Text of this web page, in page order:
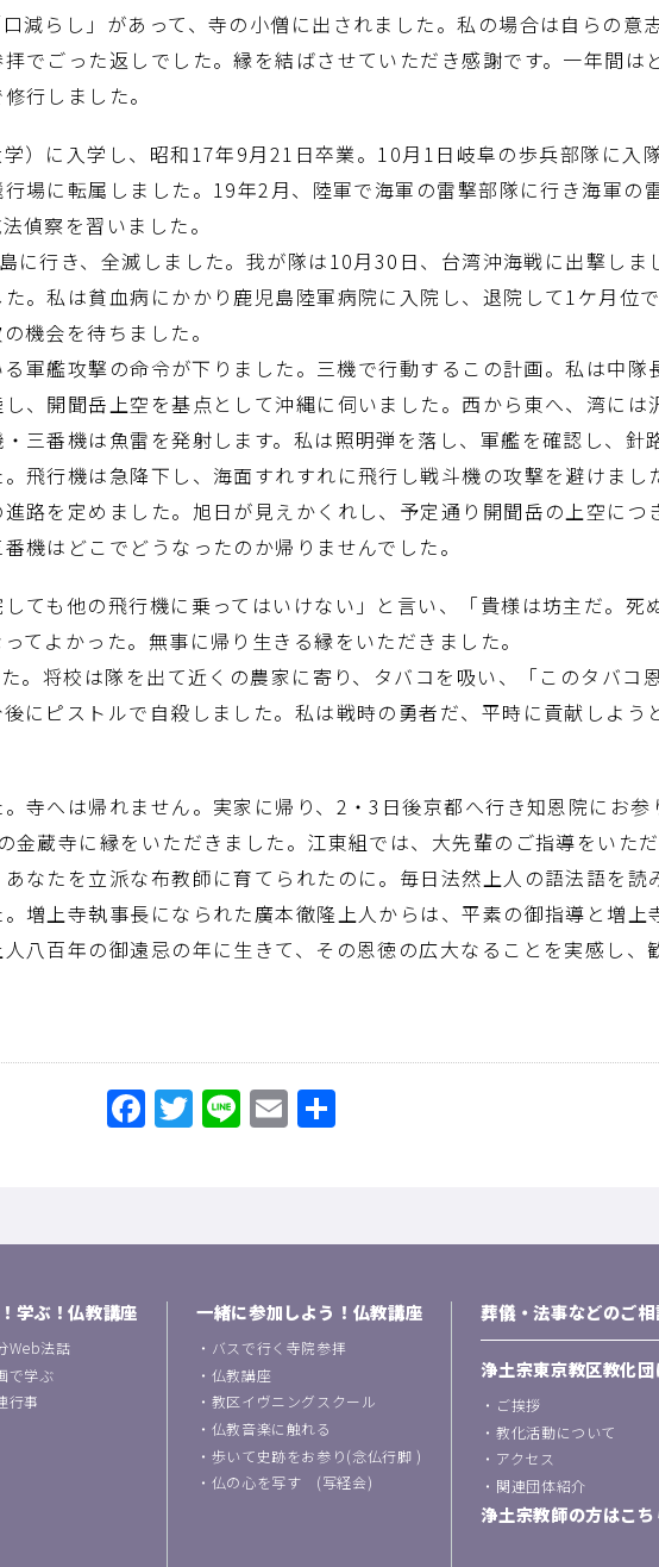
減らし」があって、寺の小僧に出されました。私の場合は自らの意
でごった返しでした。縁を結ばさせていただき感謝です。一年間は
行しました。
）に入学し、昭和17年9月21日卒業。10月1日岐阜の歩兵部隊に入
場に転属しました。19年2月、陸軍で海軍の雷撃部隊に行き海軍の
偵察を習いました。
に行き、全滅しました。我が隊は10月30日、台湾沖海戦に出撃しま
。私は貧血病にかかり鹿児島陸軍病院に入院し、退院して1ケ月位
機会を待ちました。
軍艦攻撃の命令が下りました。三機で行動するこの計画。私は中隊
、開聞岳上空を基点として沖縄に伺いました。西から東へ、湾には
三番機は魚雷を発射します。私は照明弾を落し、軍艦を確認し、針
飛行機は急降下し、海面すれすれに飛行し戦斗機の攻撃を避けまし
路を定めました。旭日が見えかくれし、予定通り開聞岳の上空につ
機はどこでどうなったのか帰りませんでした。
ても他の飛行機に乗ってはいけない」と言い、「貴様は坊主だ。死
てよかった。無事に帰り生きる縁をいただきました。
。将校は隊を出て近くの農家に寄り、タバコを吸い、「このタバコ恩
にピストルで自殺しました。私は戦時の勇者だ、平時に貢献しよう
寺へは帰れません。実家に帰り、2・3日後京都へ行き知恩院にお参
金蔵寺に縁をいただきました。江東組では、大先輩のご指導をいた
なたを立派な布教師に育てられたのに。毎日法然上人の語法語を読
増上寺執事長になられた廣本徹隆上人からは、平素の御指導と増上
八百年の御遠忌の年に生きて、その恩徳の広大なることを実感し、
Facebook
Twitter
LineEmail
学ぶ！仏教講座
Web法話
で学ぶ
行事
一緒に参加しよう！仏教講座
・ バスで行く寺院参拝
・ 仏教講座
・ 教区イヴニングスクール
・ 仏教音楽に触れる
・ 歩いて史跡をお参り(念仏行脚 )
・ 仏の心を写す (写経会)
葬儀・法事などのご相
浄土宗東京教区教化
・ ご挨拶
・ 教化活動について
・ アクセス
・ 関連団体紹介
浄土宗教師の方はこ